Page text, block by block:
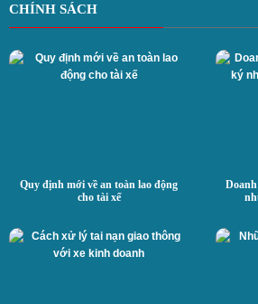
CHÍNH SÁCH
Quy định mới về an toàn lao động
cho tài xế